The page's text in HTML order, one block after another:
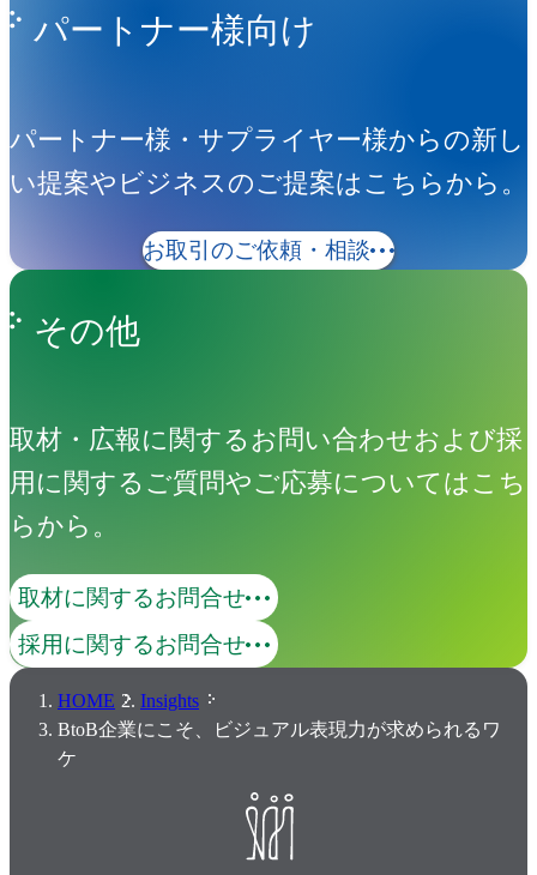
パートナー様向け
パートナー様・サプライヤー様からの新し
い提案やビジネスのご提案はこちらから。
お取引のご依頼・相談
その他
取材・広報に関するお問い合わせおよび採
用に関するご質問やご応募についてはこち
らから。
取材に関するお問合せ
採用に関するお問合せ
HOME
Insights
BtoB企業にこそ、ビジュアル表現力が求められるワ
ケ